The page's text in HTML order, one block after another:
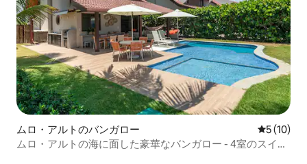
ムロ・アルトのバンガロー レビュー
5 (10)
ムロ・アルトの海に面した豪華なバンガロー - 4室のスイー